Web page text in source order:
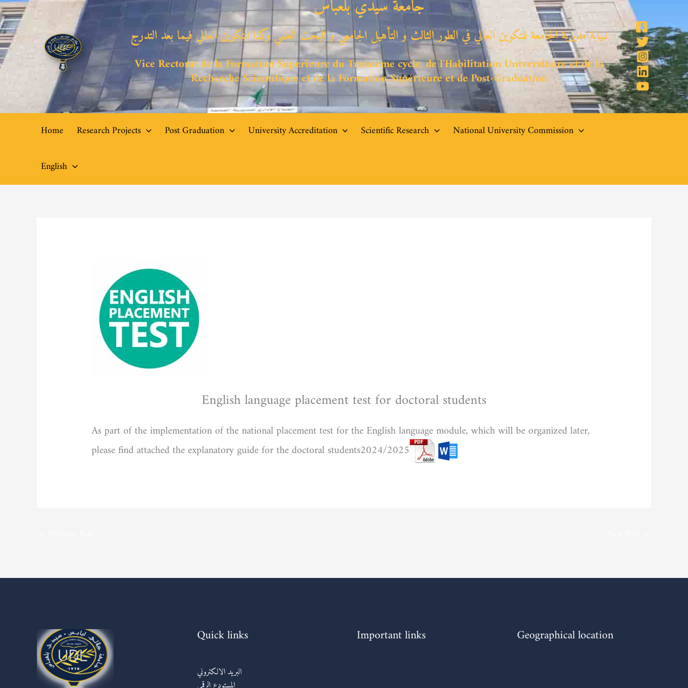
Skip
to
content
جامعة سيدي بلعباس
نـيابة مديرية الجامعة للتكوين العالي في الطور الثالث و التأهيل الجامعيو البحث العلمي وكذا التكوين العالي فيما بعد التدرج
Vice Rectorat de la Formation Superieure du Troisième cycle, de l'Habilitation Universitaire et de la
Recherche Scientifique et de la Formation Supérieure et de Post-Graduation
Home Research Projects Post Graduation University Accreditation Scientific Research National University Commission
English
English language placement test for doctoral students
As part of the implementation of the national placement test for the English language module, which will be organized later,
please find attached the explanatory guide for the doctoral students2024/2025
Quick links
البريد الالكتروني
Important links
Geographical location